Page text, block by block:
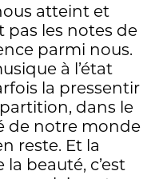
atteint et
pas les notes de
parmi nous.
à l’état
la pressentir
dans le
de notre monde
reste. Et la
la beauté, c’est